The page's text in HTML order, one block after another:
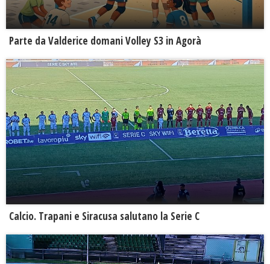
Parte da Valderice domani Volley S3 in Agorà
Calcio. Trapani e Siracusa salutano la Serie C